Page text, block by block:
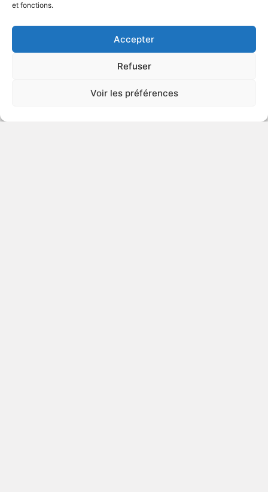
et fonctions.
Accepter
Refuser
Voir les préférences
Little Lorraine